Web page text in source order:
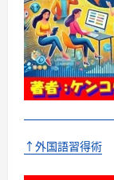
↑外国語習得術